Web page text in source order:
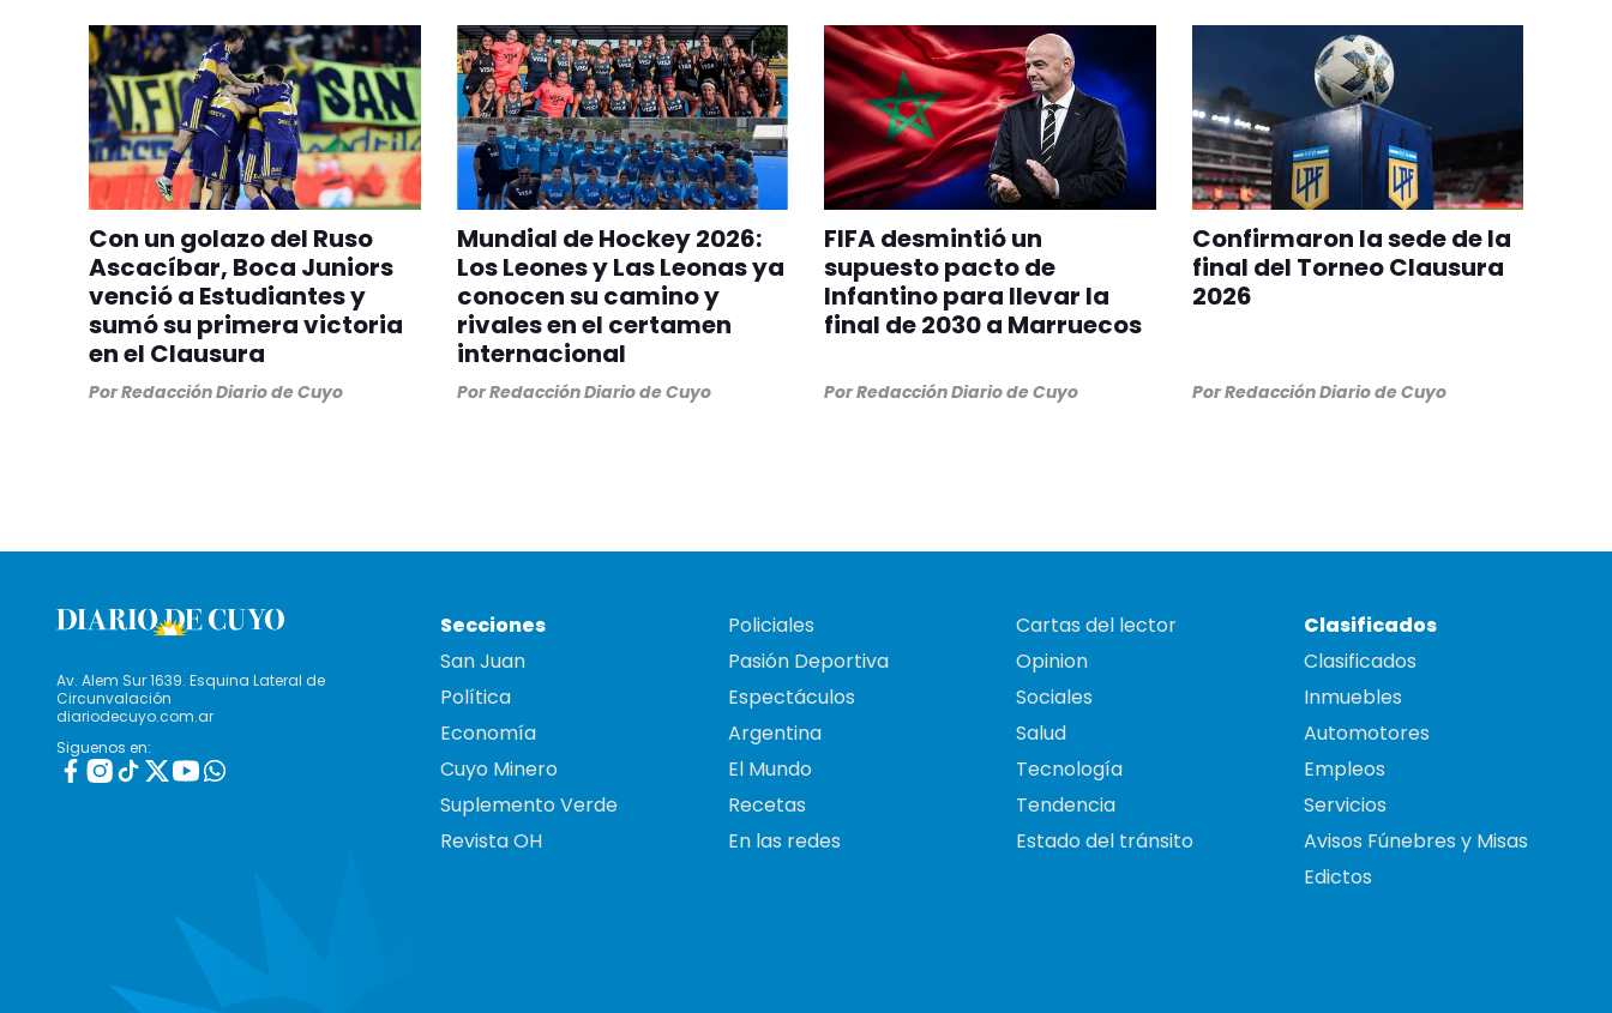
Con un golazo del Ruso
Ascacíbar, Boca Juniors
venció a Estudiantes y
sumó su primera victoria
en el Clausura
PorRedacción Diario de Cuyo
Mundial de Hockey 2026:
Los Leones y Las Leonas ya
conocen su camino y
rivales en el certamen
internacional
PorRedacción Diario de Cuyo
FIFA desmintió un
supuesto pacto de
Infantino para llevar la
final de 2030 a Marruecos
PorRedacción Diario de Cuyo
Confirmaron la sede de la
final del Torneo Clausura
2026
PorRedacción Diario de Cuyo
Av. Alem Sur 1639. Esquina Lateral de
Circunvalación
diariodecuyo.com.ar
Siguenos en:
Secciones
San Juan
Política
Economía
Cuyo Minero
Suplemento Verde
Revista OH
Policiales
Pasión Deportiva
Espectáculos
Argentina
El Mundo
Recetas
En las redes
Cartas del lector
Opinion
Sociales
Salud
Tecnología
Tendencia
Estado del tránsito
Clasificados
Clasificados
Inmuebles
Automotores
Empleos
Servicios
Avisos Fúnebres y Misas
Edictos